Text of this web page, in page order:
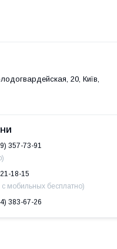
20, Київ,
357-73-91
18-15
с мобильных бесплатно)
383-67-26